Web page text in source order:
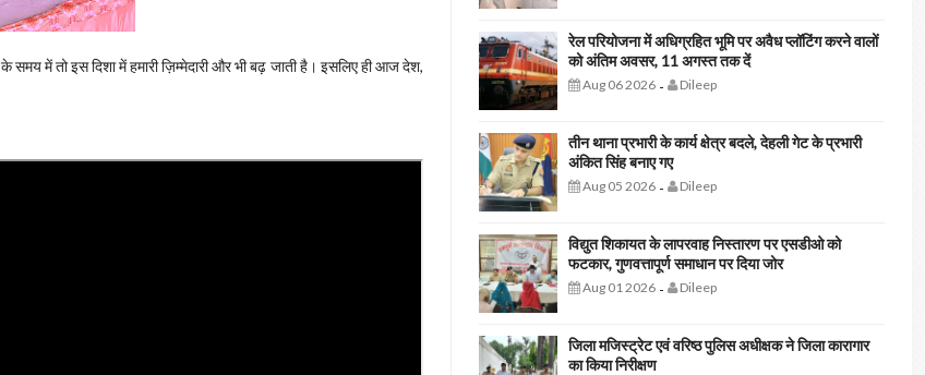
में तो इस दिशा में हमारी ज़िम्मेदारी और भी बढ़ जाती है। इसलिए ही आज देश,
रेल परियोजना में अधिग्रहित भूमि पर अवैध प्लॉटिंग करने वालों
को अंतिम अवसर, 11 अगस्त तक दें
Aug 06 2026- Dileep
तीन थाना प्रभारी के कार्य क्षेत्र बदले, देहली गेट के प्रभारी
अंकित सिंह बनाए गए
Aug 05 2026- Dileep
विद्युत शिकायत के लापरवाह निस्तारण पर एसडीओ को
फटकार, गुणवत्तापूर्ण समाधान पर दिया जोर
Aug 01 2026- Dileep
जिला मजिस्ट्रेट एवं वरिष्ठ पुलिस अधीक्षक ने जिला कारागार
का किया निरीक्षण